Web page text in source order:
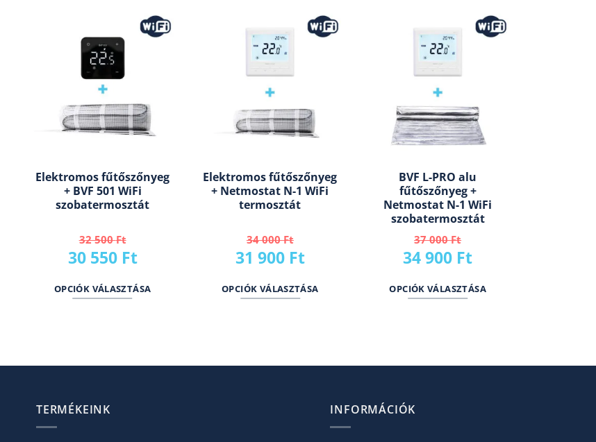
Elektromos fűtőszőnyeg
+ BVF 501 WiFi
szobatermosztát
32 500Ft
Original
price
was:
30 550 FtCurrent
price
OPCIÓK VÁLASZTÁSA
Elektromos fűtőszőnyeg
+ Netmostat N-1 WiFi
termosztát
34 000Ft
Original
price
was:
31 900 FtCurrent
price
OPCIÓK VÁLASZTÁSA
BVF L-PRO alu
fűtőszőnyeg +
Netmostat N-1 WiFi
szobatermosztát
37 000Ft
Original
price
was:
34 900 FtCurrent
price
OPCIÓK VÁLASZTÁSA
TERMÉKEINK INFORMÁCIÓK